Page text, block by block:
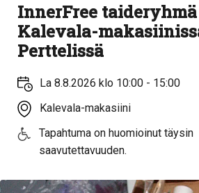
InnerFree taideryhmä
Kalevala-
Perttelissä
La 8.8.2026 klo 10:00 - 15:00
Kalevala-makasiini
Tapahtuma on huomioinut täysin
saavutettavuuden.